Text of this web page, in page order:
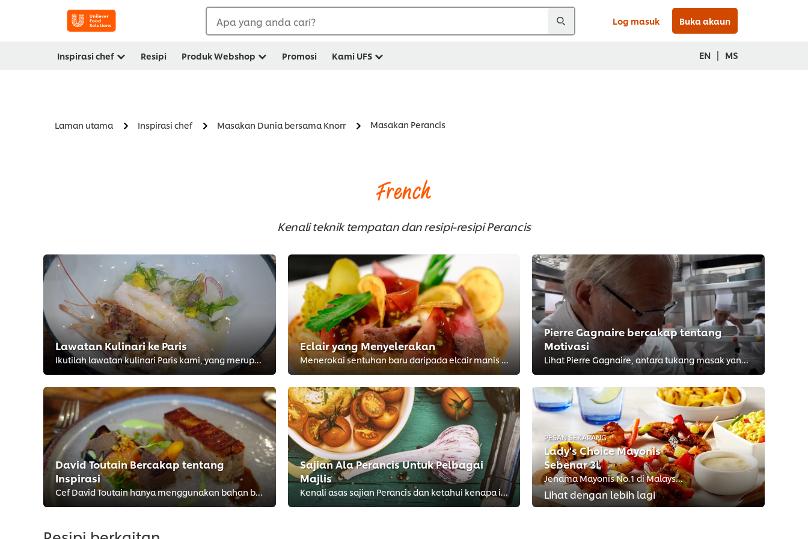
Apa yang anda cari? Log masuk Buka akaun
Inspirasi chef Resipi Produk Webshop Promosi Kami UFS EN | MS
Laman utama Inspirasi chef Masakan Dunia bersama Knorr Masakan Perancis
French
Kenali teknik tempatan dan resipi-resipi Perancis
Lawatan Kulinari ke Paris
Ikutilah lawatan kulinari Paris kami, yang merupakan tempat asal usul kepada antara tradisi-tradisi kulinari terhebat dunia dan...
Eclair yang Menyelerakan
Menerokai sentuhan baru daripada elcair manis yang klasikal: guna pastri choux yang dibakar klasik dan diisi dengan ramuan laza...
Pierre Gagnaire bercakap tentang
Motivasi
Lihat Pierre Gagnaire, antara tukang masak yang paling imaginatif dan dihormati di Perancis. Beliau akan bercakap tentang perka...
David Toutain Bercakap tentang
Inspirasi
Cef David Toutain hanya menggunakan bahan bermusim di dapur beliau. Beliau akan menjadi inspirasi anda.
Sajian Ala Perancis Untuk Pelbagai
Majlis
Kenali asas sajian Perancis dan ketahui kenapa ianya terus menjadi pilihan popular sajian masa kini.
PESAN SEKARANG
Lady's Choice Mayonis
Sebenar 3L
Jenama Mayonis No.1 di Malaysia
Lihat dengan lebih lagi